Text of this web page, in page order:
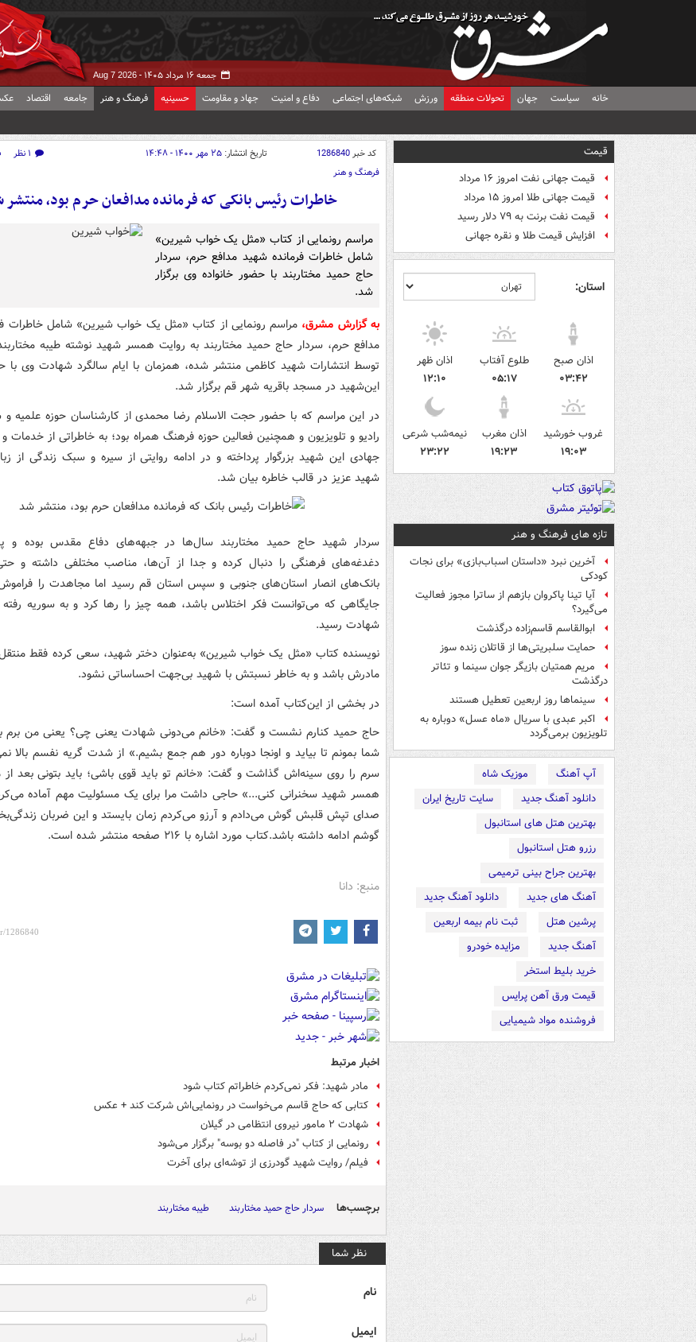
جمعه ۱۶ مرداد ۱۴۰۵ - Aug 7 2026
خانه سیاست جهان تحولات منطقه ورزش شبکه‌های اجتماعی دفاع و امنیت جهاد و مقاومت حسینیه فرهنگ و هنر جامعه اقتصاد
قیمت
قیمت جهانی نفت امروز ۱۶ مرداد
قیمت جهانی طلا امروز ۱۵ مرداد
قیمت نفت برنت به ۷۹ دلار رسید
افزایش قیمت طلا و نقره جهانی
استان:
اذان صبح
۰۳:۴۲
طلوع آفتاب
۰۵:۱۷
اذان ظهر
۱۲:۱۰
غروب خورشید
۱۹:۰۳
اذان مغرب
۱۹:۲۳
نیمه‌شب شرعی
۲۳:۲۲
تازه های فرهنگ و هنر
آخرین نبرد «داستان اسباب‌بازی» برای نجات
کودکی
آیا تینا پاکروان بازهم از ساترا مجوز فعالیت
می‌گیرد؟
ابوالقاسم قاسم‌زاده درگذشت
حمایت سلبریتی‌ها از قاتلان زنده سوز
مریم همتیان بازیگر جوان سینما و تئاتر
درگذشت
سینماها روز اربعین تعطیل هستند
اکبر عبدی با سریال «ماه عسل» دوباره به
تلویزیون برمی‌گردد
آپ آهنگ
موزیک شاه
دانلود آهنگ جدید
سایت تاریخ ایران
بهترین هتل های استانبول
رزرو هتل استانبول
بهترین جراح بینی ترمیمی
آهنگ های جدید
دانلود آهنگ جدید
پرشین هتل
ثبت نام بیمه اربعین
آهنگ جدید
مزایده خودرو
خرید بلیط استخر
قیمت ورق آهن پرایس
فروشنده مواد شیمیایی
کد خبر1286840 تاریخ انتشار: ۲۵ مهر ۱۴۰۰ - ۱۴:۴۸ ۱ نظر
فرهنگ و هنر
خاطرات رئیس بانکی که فرمانده مدافعان حرم بود،
مراسم رونمایی از کتاب «مثل یک خواب شیرین»
شامل خاطرات فرمانده شهید مدافع حرم، سردار
حاج حمید مختاربند با حضور خانواده وی برگزار
شد.
به گزارش مشرق، مراسم رونمایی از کتاب «مثل یک خواب شیرین» شامل خاطرات
مدافع حرم، سردار حاج حمید مختاربند به روایت همسر شهید نوشته طیبه
توسط انتشارات شهید کاظمی منتشر شده، همزمان با ایام سالگرد شهادت وی با
این‌شهید در مسجد باقریه شهر قم برگزار شد.
در این مراسم که با حضور حجت الاسلام رضا محمدی از کارشناسان حوزه علمیه
رادیو و تلویزیون و همچنین فعالین حوزه فرهنگ همراه بود؛ به خاطراتی از خدمات
جهادی این شهید بزرگوار پرداخته و در ادامه روایتی از سیره و سبک زندگی از
شهید عزیز در قالب خاطره بیان شد.
سردار شهید حاج حمید مختاربند سال‌ها در جبهه‌های دفاع مقدس بوده
دغدغه‌های فرهنگی را دنبال کرده و جدا از آن‌ها، مناصب مختلفی داشته و
بانک‌های انصار استان‌های جنوبی و سپس استان قم رسید اما مجاهدت را
جایگاهی که می‌توانست فکر اختلاس باشد، همه چیز را رها کرد و به سوریه رفته
شهادت رسید.
نویسنده کتاب «مثل یک خواب شیرین» به‌عنوان دختر شهید، سعی کرده فقط
مادرش باشد و به خاطر نسبتش با شهید بی‌جهت احساساتی نشود.
در بخشی از این‌کتاب آمده است:
حاج حمید کنارم نشست و گفت: «خانم می‌دونی شهادت یعنی چی؟ یعنی من برم
شما بمونم تا بیاید و اونجا دوباره دور هم جمع بشیم.» از شدت گریه نفسم بالا
سرم را روی سینه‌اش گذاشت و گفت: «خانم تو باید قوی باشی؛ باید بتونی بعد از
همسر شهید سخنرانی کنی...» حاجی داشت مرا برای یک مسئولیت مهم آماده
صدای تپش قلبش گوش می‌دادم و آرزو می‌کردم زمان بایستد و این ضربان
گوشم ادامه داشته باشد.کتاب مورد اشاره با ۲۱۶ صفحه منتشر شده است.
منبع: دانا
اخبار مرتبط
مادر شهید: فکر نمی‌کردم خاطراتم کتاب شود
کتابی که حاج قاسم می‌خواست در رونمایی‌اش شرکت کند +‌ عکس
شهادت ۲ مامور نیروی انتظامی در گیلان
رونمایی از کتاب "در فاصله دو بوسه" برگزار می‌شود
فیلم/ روایت شهید گودرزی از توشه‌ای برای آخرت
برچسب‌ها سردار حاج حمید مختاربند طیبه مختاربند
نظر شما
نام
ایمیل